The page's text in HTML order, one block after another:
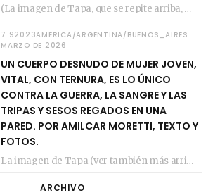
(La imagen de Tapa, que se repite arriba, fue compuesta por Amilcar Moretti el viernes…
7 92023AMERICA/ARGENTINA/BUENOS_AIRES
MARZO DE 2026
UN CUERPO DESNUDO DE MUJER JOVEN,
VITAL, CON TERNURA, ES LO ÚNICO
CONTRA LA GUERRA, LA SANGRE Y LAS
TRIPAS Y SESOS REGADOS EN UNA
PARED. POR AMILCAR MORETTI, TEXTO Y
FOTOS.
La imagen de Tapa (ver también más arriba) fue compuesta en estos días de febrero…
ARCHIVO